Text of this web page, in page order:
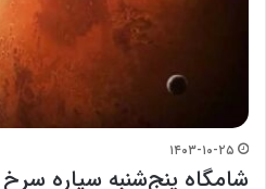
۱۴۰۳-۱۰-۲۵
شامگاه پنج‌شنبه سیاره سرخ